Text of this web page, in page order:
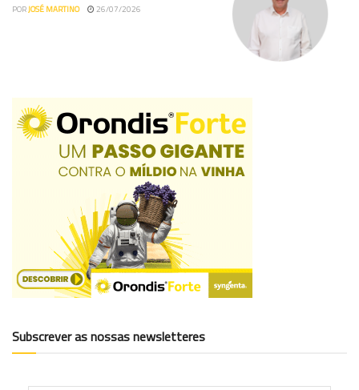
PORJOSÉ MARTINO 26/07/2026
Subscrever as nossas newsletteres